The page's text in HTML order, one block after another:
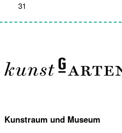
31
Kunstraum und Museum